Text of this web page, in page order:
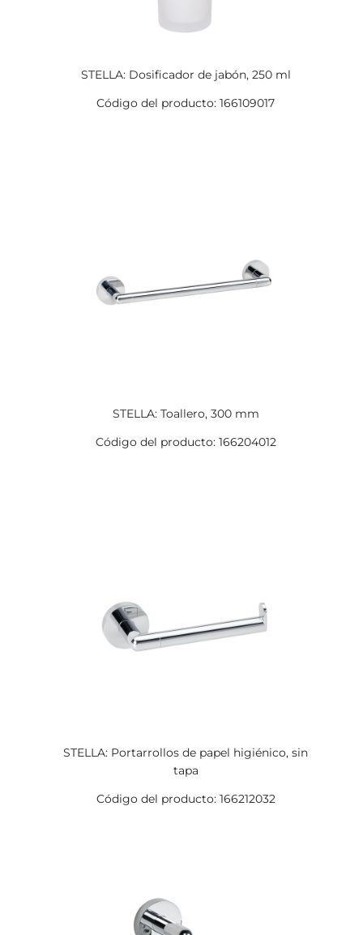
STELLA: Dosificador de jabón, 250 ml
Código del producto: 166109017
STELLA: Toallero, 300 mm
Código del producto: 166204012
STELLA: Portarrollos de papel higiénico, sin
tapa
Código del producto: 166212032